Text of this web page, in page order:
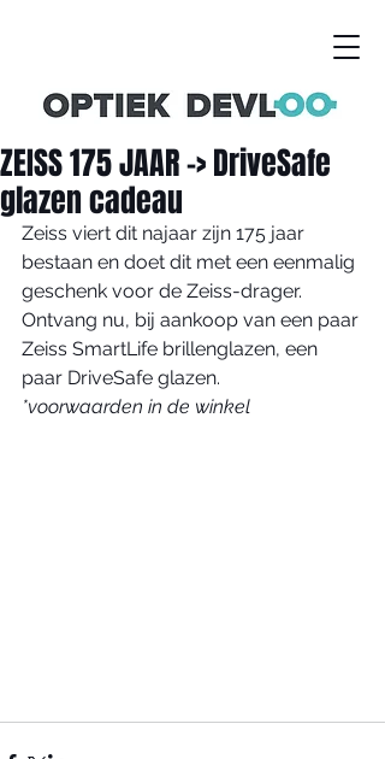
ZEISS 175 JAAR -> DriveSafe
glazen cadeau
Zeiss viert dit najaar zijn 175 jaar
bestaan en doet dit met een eenmalig
geschenk voor de Zeiss-drager.
Ontvang nu, bij aankoop van een paar
Zeiss SmartLife brillenglazen, een
paar DriveSafe glazen.
*voorwaarden in de winkel